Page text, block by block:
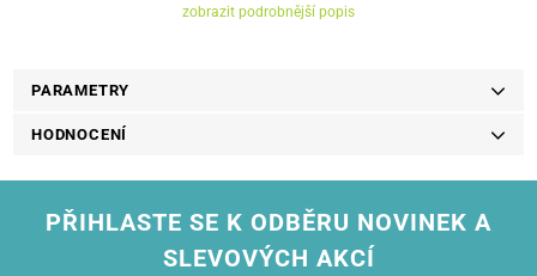
zobrazit podrobnější popis
PARAMETRY
HODNOCENÍ
PŘIHLASTE SE K ODBĚRU NOVINEK A
SLEVOVÝCH AKCÍ